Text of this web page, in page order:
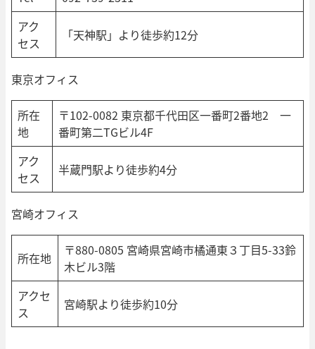
アク
セス
「天神駅」より徒歩約12分
東京オフィス
所在
地
〒102-0082 東京都千代田区一番町2番地2 一
番町第二TGビル4F
アク
セス
半蔵門駅より徒歩約4分
宮崎オフィス
所在地
〒880-0805 宮崎県宮崎市橘通東３丁目5-33鈴
木ビル3階
アクセ
ス
宮崎駅より徒歩約10分